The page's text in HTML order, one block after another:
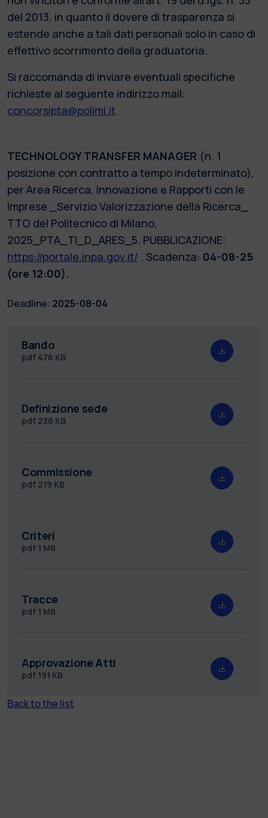
del 2013, in quanto il dovere di trasparenza si
estende anche a tali dati personali solo in caso di
effettivo scorrimento della graduatoria.
Si raccomanda di inviare eventuali specifiche
richieste al seguente indirizzo mail:
concorsipta@polimi.it.
TECHNOLOGY TRANSFER MANAGER (n. 1
posizione con contratto a tempo indeterminato),
per Area Ricerca, Innovazione e Rapporti con le
Imprese _Servizio Valorizzazione della Ricerca_
TTO del Politecnico di Milano,
2025_PTA_TI_D_ARES_5. PUBBLICAZIONE:
https://portale.inpa.gov.it/ . Scadenza: 04-08-25
(ore 12:00).
Deadline: 2025-08-04
Bando
pdf 476 KB
Definizione sede
pdf 238 KB
Commissione
pdf 219 KB
Criteri
pdf 1 MB
Tracce
pdf 1 MB
Approvazione Atti
pdf 191 KB
Back to the list